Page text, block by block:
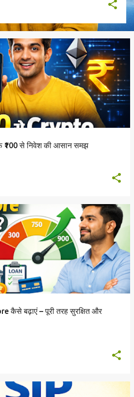
₹100 से निवेश की आसान समझ
कैसे बढ़ाएं – पूरी तरह सुरक्षित और